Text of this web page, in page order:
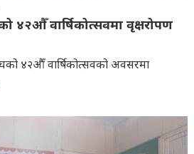
४२औँ वार्षिकोत्सवमा वृक्षरोपण
४२औँ वार्षिकोत्सवको अवसरमा